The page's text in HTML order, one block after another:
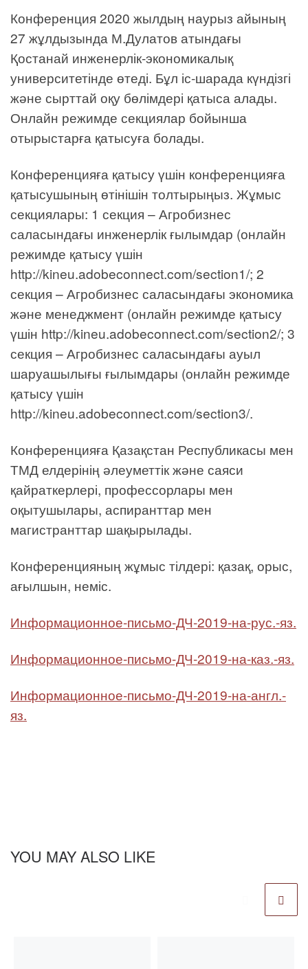
Конференция 2020 жылдың наурыз айының
27 жұлдызында М.Дулатов атындағы
Қостанай инженерлік-экономикалық
университетінде өтеді. Бұл іс-шарада күндізгі
және сырттай оқу бөлімдері қатыса алады.
Онлайн режимде секциялар бойынша
отырыстарға қатысуға болады.
Конференцияға қатысу үшін конференцияға
қатысушының өтінішін толтырыңыз. Жұмыс
секциялары: 1 секция – Агробизнес
саласындағы инженерлік ғылымдар (онлайн
режимде қатысу үшін
http://kineu.adobeconnect.com/section1/; 2
секция – Агробизнес саласындағы экономика
және менеджмент (онлайн режимде қатысу
үшін http://kineu.adobeconnect.com/section2/; 3
секция – Агробизнес саласындағы ауыл
шаруашылығы ғылымдары (онлайн режимде
қатысу үшін
http://kineu.adobeconnect.com/section3/.
Конференцияға Қазақстан Республикасы мен
ТМД елдерінің әлеуметтік және саяси
қайраткерлері, профессорлары мен
оқытушылары, аспиранттар мен
магистранттар шақырылады.
Конференцияның жұмыс тілдері: қазақ, орыс,
ағылшын, неміс.
Информационное-письмо-ДЧ-2019-на-рус.-яз.
Информационное-письмо-ДЧ-2019-на-каз.-яз.
Информационное-письмо-ДЧ-2019-на-англ.-
яз.
YOU MAY ALSO LIKE